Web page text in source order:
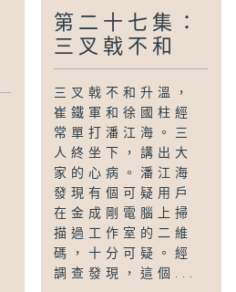
第二十七集：
三叉戟不和
三叉戟不和升溫，
崔鐵軍和徐國柱經
常單打潘江海。三
人終坐下，講出大
家的心病。潘江海
發現有個可疑用戶
在金成剛電腦上掃
描過工作室的二維
碼，十分可疑。經
調查發現，這個...